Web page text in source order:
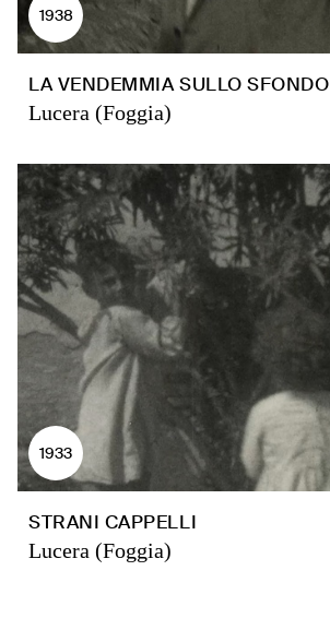
1938
LA VENDEMMIA SULLO SFONDO
Lucera (Foggia)
1933
STRANI CAPPELLI
Lucera (Foggia)